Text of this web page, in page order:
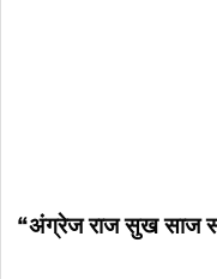
“अंग्रेज राज सुख साज